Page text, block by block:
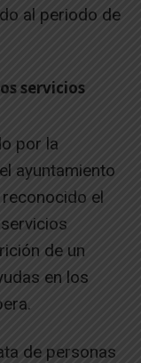
al periodo de
servicios
por la
ayuntamiento
reconocido el
de un
en los
de personas